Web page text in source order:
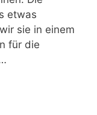
etwas
sie in einem
für die